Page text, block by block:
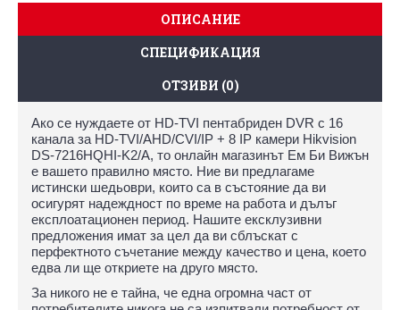
ОПИСАНИЕ
СПЕЦИФИКАЦИЯ
ОТЗИВИ (0)
Ако се нуждаете от HD-TVI пентабриден DVR с 16
канала за HD-TVI/AHD/CVI/IP + 8 IP камери Hikvision
DS-7216HQHI-K2/A, то онлайн магазинът Ем Би Вижън
е вашето правилно място. Ние ви предлагаме
истински шедьоври, които са в състояние да ви
осигурят надеждност по време на работа и дълъг
експлоатационен период. Нашите ексклузивни
предложения имат за цел да ви сблъскат с
перфектното съчетание между качество и цена, което
едва ли ще откриете на друго място.
За никого не е тайна, че една огромна част от